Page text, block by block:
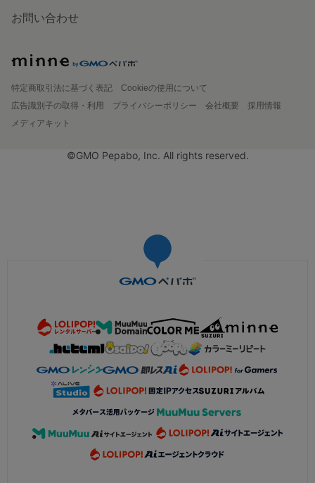
お問い合わせ
特定商取引法に基づく表記
Cookieの使用について
広告識別子の取得・利用
プライバシーポリシー 会社概要
採用情報
メディアキット
©GMO Pepabo, Inc. All rights reserved.